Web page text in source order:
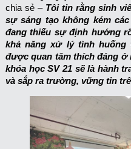
chia sẻ – Tôi tin rằng sinh
sự sáng tạo không kém
đang thiếu sự định hướng
khả năng xử lý tình
được quan tâm thích đáng
khóa học SV 21 sẽ là hành
và sắp ra trường, vững tin